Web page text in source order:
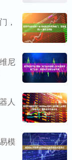
，
尼
人
模